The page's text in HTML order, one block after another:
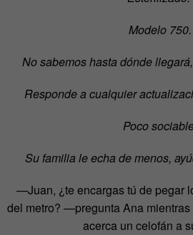
Modelo 750.
No sabemos hasta dónde
Responde a cualquier
Poco
Su familia le echa de menos,
—Juan, ¿te encargas tú de pegar
del metro? —pregunta Ana
acerca un celofán a